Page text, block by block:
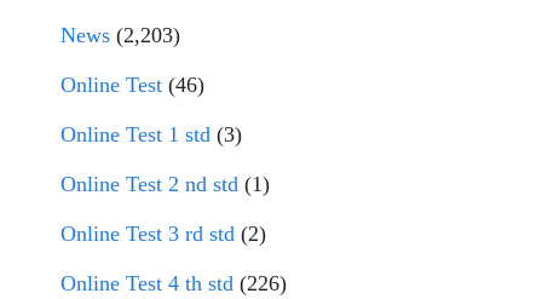
News (2,203)
Online Test (46)
Online Test 1 std (3)
Online Test 2 nd std (1)
Online Test 3 rd std (2)
Online Test 4 th std (226)